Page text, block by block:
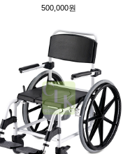
500,000원